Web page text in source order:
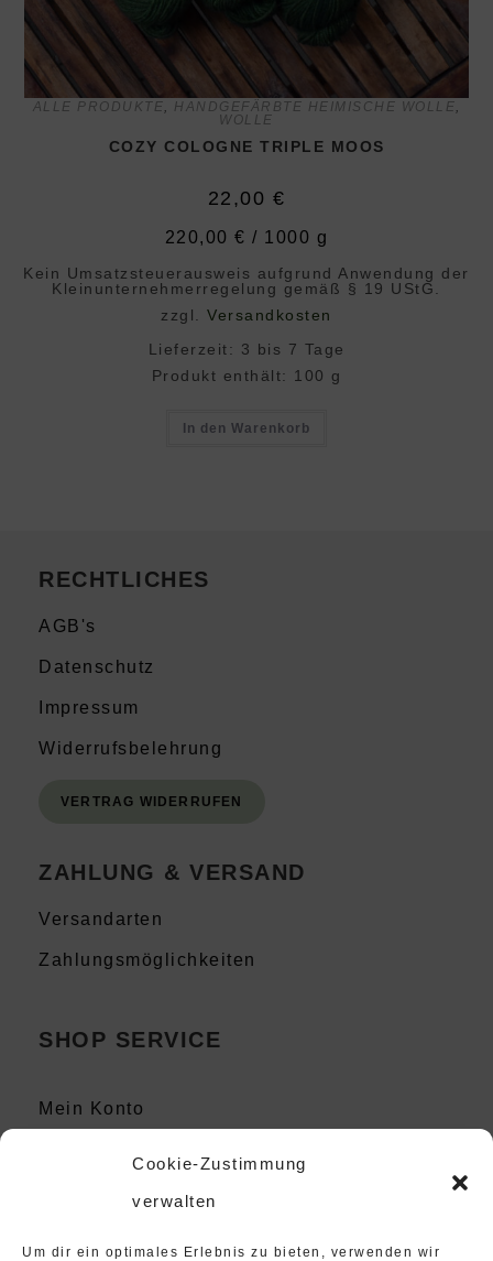
Cookie-Zustimmung
verwalten
Um dir ein optimales Erlebnis zu bieten, verwenden wir
ALLE PRODUKTE HANDGEFÄRBTE HEIMISCHE WOLLE
WOLLE
COZY COLOGNE TRIPLE MOOS
22,00 €
220,00€ / 1000 g
Kein Umsatzsteuerausweis aufgrund Anwendung der
Klein­unternehmer­regelung gemäß § 19 UStG.
zzgl.Versandkosten
Lieferzeit: 3 bis 7 Tage
Produkt enthält: 100 g
In den Warenkorb
RECHTLICHES
AGB's
Datenschutz
Impressum
Widerrufsbelehrung
VERTRAG WIDERRUFEN
ZAHLUNG & VERSAND
Versandarten
Zahlungsmöglichkeiten
SHOP SERVICE
Mein Konto